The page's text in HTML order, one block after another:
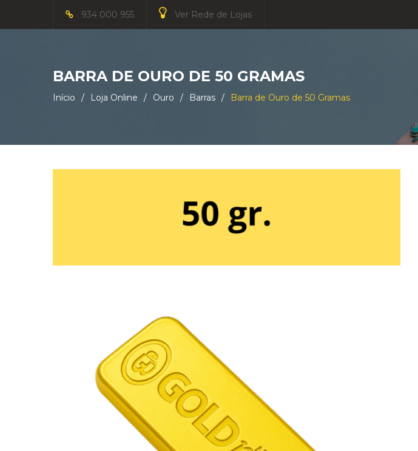
934 000 955 Ver Rede de Lojas
BARRA DE OURO DE 50 GRAMAS
Início / Loja Online / Ouro / Barras / Barra de Ouro de 50 Gramas